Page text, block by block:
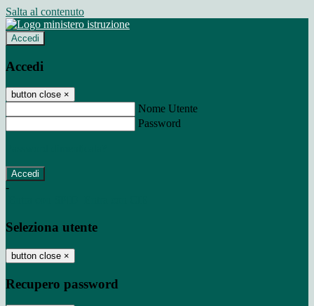
Salta al contenuto
Accedi
Accedi
button close ×
Nome Utente
Password
-
Seleziona utente
button close ×
Recupero password